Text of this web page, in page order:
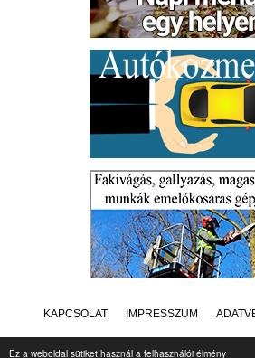
Ez a weboldal sütiket használ a felhasználói élmény
KAPCSOLAT IMPRESSZUM